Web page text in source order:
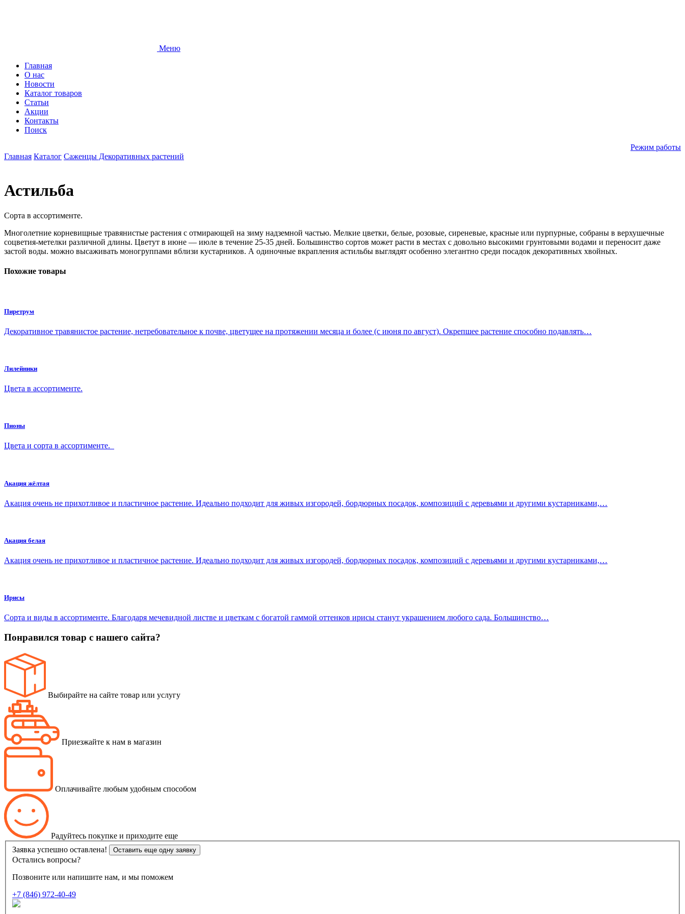
Меню
Главная
О нас
Новости
Каталог товаров
Статьи
Акции
Контакты
Поиск
Режим работы
Главная Каталог Саженцы Декоративных растений
Астильба
Сорта в ассортименте.
Многолетние корневищные травянистые растения с отмирающей на зиму надземной частью. Мелкие цветки, белые, розовые, сиреневые, красные или пурпурные, собраны в верхушечные
соцветия-метелки различной длины. Цветут в июне — июле в течение 25-35 дней. Большинство сортов может расти в местах с довольно высокими грунтовыми водами и переносит даже
застой воды. можно высаживать моногруппами вблизи кустарников. А одиночные вкрапления астильбы выглядят особенно элегантно среди посадок декоративных хвойных.
Похожие товары
Пиретрум
Декоративное травянистое растение, нетребовательное к почве, цветущее на протяжении месяца и более (с июня по август). Окрепшее растение способно подавлять…
Лилейники
Цвета в ассортименте.
Пионы
Цвета и сорта в ассортименте.
Акация жёлтая
Акация очень не прихотливое и пластичное растение. Идеально подходит для живых изгородей, бордюрных посадок, композиций с деревьями и другими кустарниками,…
Акация белая
Акация очень не прихотливое и пластичное растение. Идеально подходит для живых изгородей, бордюрных посадок, композиций с деревьями и другими кустарниками,…
Ирисы
Сорта и виды в ассортименте. Благодаря мечевидной листве и цветкам с богатой гаммой оттенков ирисы станут украшением любого сада. Большинство…
Понравился товар с нашего сайта?
Выбирайте на сайте товар или услугу
Приезжайте к нам в магазин
Оплачивайте любым удобным способом
Радуйтесь покупке и приходите еще
Заявка успешно оставлена!
Оставить еще одну заявку
Остались вопросы?
Позвоните или напишите нам, и мы поможем
+7 (846) 972-40-49